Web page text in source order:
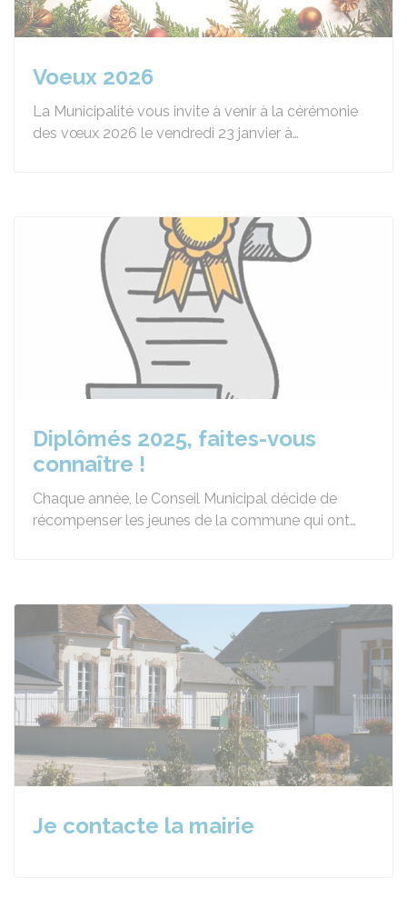
Voeux 2026
La Municipalité vous invite à venir à la cérémonie
des vœux 2026 le vendredi 23 janvier à…
Diplômés 2025, faites-vous
connaître !
Chaque année, le Conseil Municipal décide de
récompenser les jeunes de la commune qui ont…
Je contacte la mairie